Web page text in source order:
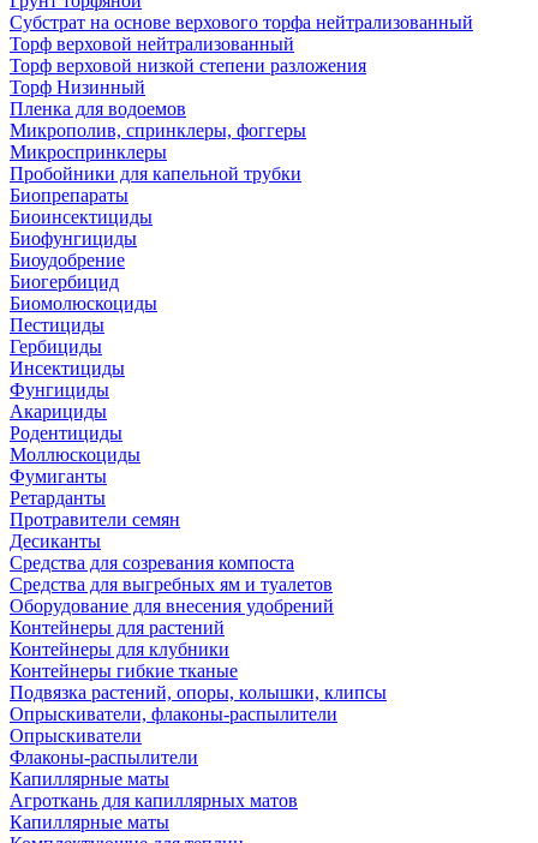
Субстрат на основе верхового торфа нейтрализованный
Торф верховой нейтрализованный
Торф верховой низкой степени разложения
Торф Низинный
Пленка для водоемов
Микрополив, спринклеры, фоггеры
Микроспринклеры
Пробойники для капельной трубки
Биопрепараты
Биоинсектициды
Биофунгициды
Биоудобрение
Биогербицид
Биомолюскоциды
Пестициды
Гербициды
Инсектициды
Фунгициды
Акарициды
Родентициды
Моллюскоциды
Фумиганты
Ретарданты
Протравители семян
Десиканты
Средства для созревания компоста
Средства для выгребных ям и туалетов
Оборудование для внесения удобрений
Контейнеры для растений
Контейнеры для клубники
Контейнеры гибкие тканые
Подвязка растений, опоры, колышки, клипсы
Опрыскиватели, флаконы-распылители
Опрыскиватели
Флаконы-распылители
Капиллярные маты
Агроткань для капиллярных матов
Капиллярные маты